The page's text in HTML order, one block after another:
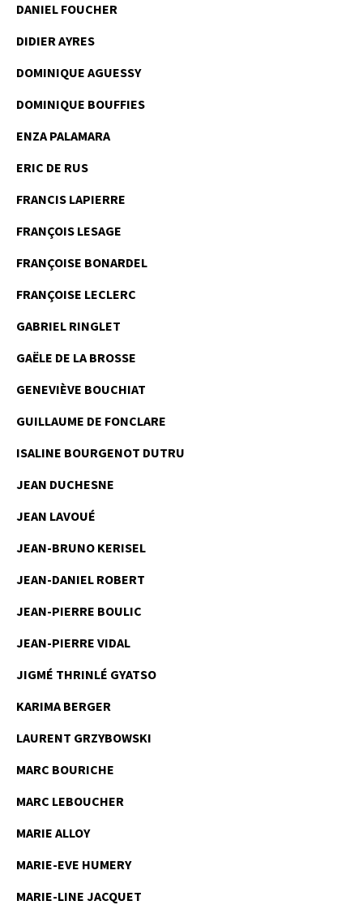
DANIEL FOUCHER
DIDIER AYRES
DOMINIQUE AGUESSY
DOMINIQUE BOUFFIES
ENZA PALAMARA
ERIC DE RUS
FRANCIS LAPIERRE
FRANÇOIS LESAGE
FRANÇOISE BONARDEL
FRANÇOISE LECLERC
GABRIEL RINGLET
GAËLE DE LA BROSSE
GENEVIÈVE BOUCHIAT
GUILLAUME DE FONCLARE
ISALINE BOURGENOT DUTRU
JEAN DUCHESNE
JEAN LAVOUÉ
JEAN-BRUNO KERISEL
JEAN-DANIEL ROBERT
JEAN-PIERRE BOULIC
JEAN-PIERRE VIDAL
JIGMÉ THRINLÉ GYATSO
KARIMA BERGER
LAURENT GRZYBOWSKI
MARC BOURICHE
MARC LEBOUCHER
MARIE ALLOY
MARIE-EVE HUMERY
MARIE-LINE JACQUET